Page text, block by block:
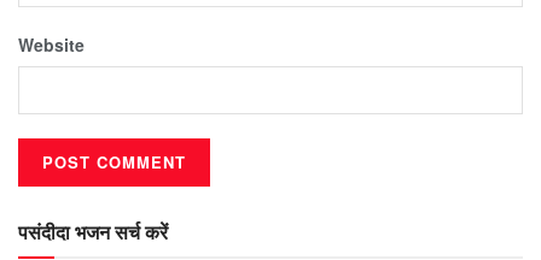
Website
पसंदीदा भजन सर्च करें